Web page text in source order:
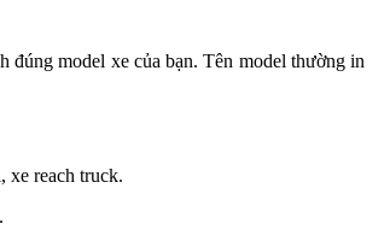
đúng model xe của bạn. Tên model thường in
xe reach truck.